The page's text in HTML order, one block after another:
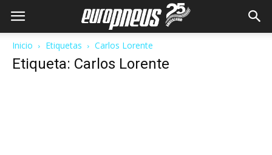
Inicio Etiquetas Carlos Lorente
Etiqueta: Carlos Lorente